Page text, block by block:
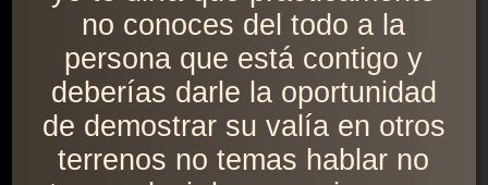
no conoces del todo a la
persona que está contigo y
deberías darle la oportunidad
de demostrar su valía en otros
terrenos no temas hablar no